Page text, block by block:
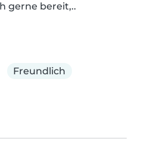
gerne bereit,..
Freundlich